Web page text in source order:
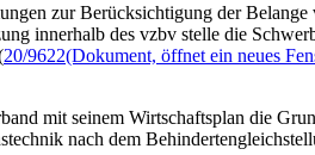
zur Berücksichtigung der
innerhalb des vzbv stelle die
20/9622(Dokument, öffnet ein neues
mit seinem Wirtschaftsplan die
nach dem